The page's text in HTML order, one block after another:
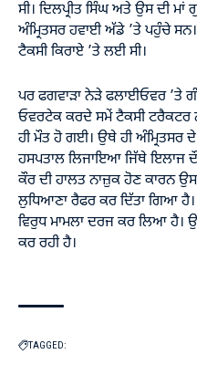
ਸੀ। ਦਿਲਪ੍ਰੀਤ ਸਿੰਘ ਅਤੇ ਉਸ ਦੀ
ਅੰਮ੍ਰਿਤਸਰ ਹਵਾਈ ਅੱਡੇ ’ਤੇ ਪਹੁੰਚੇ
ਟੈਕਸੀ ਕਿਰਾਏ ’ਤੇ ਲਈ ਸੀ।
ਪਰ ਫਗਵਾੜਾ ਨੇੜੇ ਫਲਾਈਓਵਰ ’ਤੇ
ਓਵਰਟੇਕ ਕਰਦੇ ਸਮੇਂ ਟੈਕਸੀ ਟਰੈਕਟਰ
ਹੀ ਮੌਤ ਹੋ ਗਈ। ਉਥੇ ਹੀ ਅੰਮ੍ਰਿਤਸਰ
ਹਸਪਤਾਲ ਲਿਜਾਇਆ ਜਿੱਥੇ ਇਲਾਜ
ਕੌਰ ਦੀ ਹਾਲਤ ਨਾਜ਼ੁਕ ਹੋਣ ਕਾਰਨ
ਲੁਧਿਆਣਾ ਰੈਫਰ ਕਰ ਦਿੱਤਾ ਗਿਆ
ਵਿਰੁਧ ਮਾਮਲਾ ਦਰਜ ਕਰ ਲਿਆ ਹੈ।
ਕਰ ਰਹੀ ਹੈ।
TAGGED: